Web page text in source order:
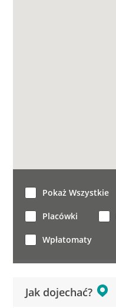
Jak dojechać?
Pokaż Wszystkie
Placówki
Wpłatomaty